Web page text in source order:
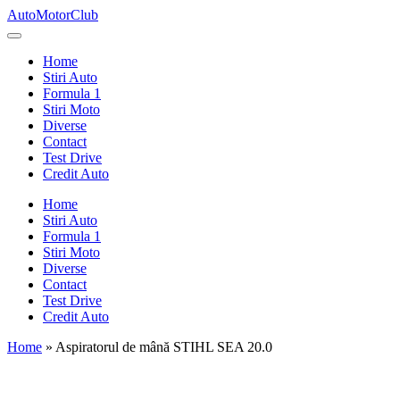
Skip
to
AutoMotorClub
Totul
masini
pasionatii
masini
Home
Stiri Auto
Formula 1
Stiri Moto
Diverse
Contact
Test Drive
Credit Auto
Home
Stiri Auto
Formula 1
Stiri Moto
Diverse
Contact
Test Drive
Credit Auto
Home » Aspiratorul de mână STIHL SEA 20.0